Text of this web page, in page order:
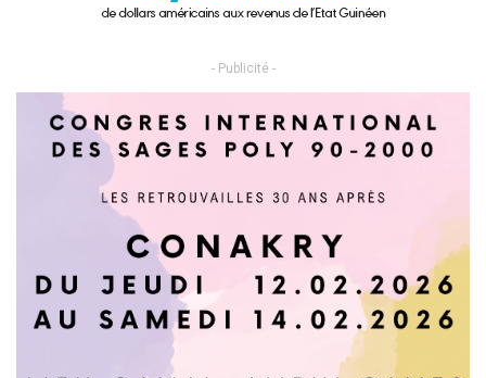
- Publicité -